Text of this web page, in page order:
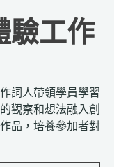
驗工作
詞人帶領學員學習
觀察和想法融入創
品，培養參加者對